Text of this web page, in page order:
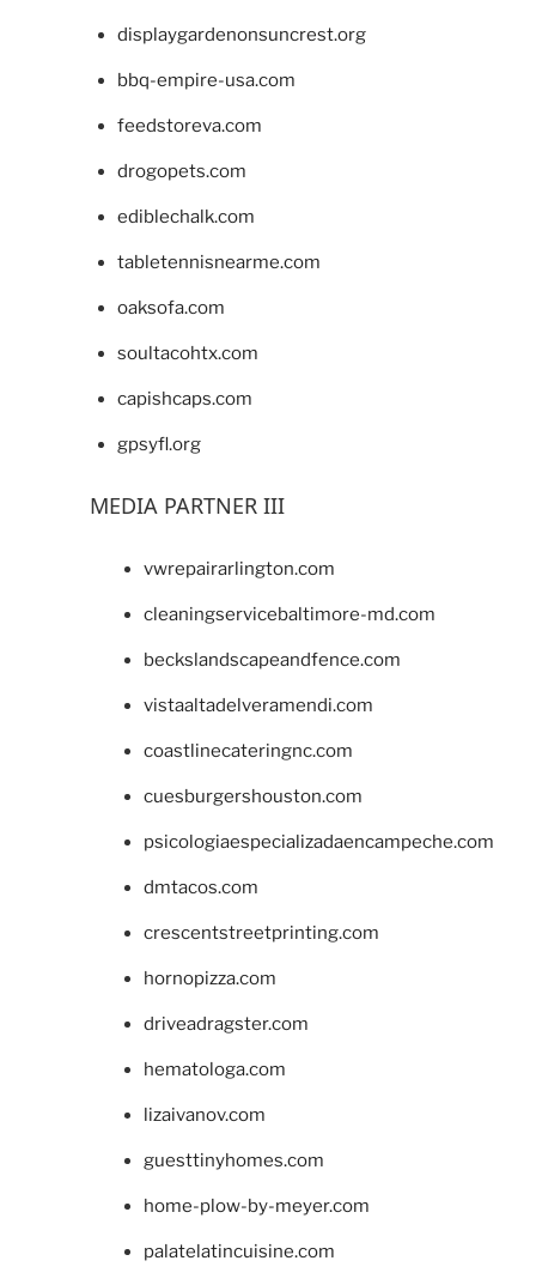
displaygardenonsuncrest.org
bbq-empire-usa.com
feedstoreva.com
drogopets.com
ediblechalk.com
tabletennisnearme.com
oaksofa.com
soultacohtx.com
capishcaps.com
gpsyfl.org
MEDIA PARTNER III
vwrepairarlington.com
cleaningservicebaltimore-md.com
beckslandscapeandfence.com
vistaaltadelveramendi.com
coastlinecateringnc.com
cuesburgershouston.com
psicologiaespecializadaencampeche.com
dmtacos.com
crescentstreetprinting.com
hornopizza.com
driveadragster.com
hematologa.com
lizaivanov.com
guesttinyhomes.com
home-plow-by-meyer.com
palatelatincuisine.com